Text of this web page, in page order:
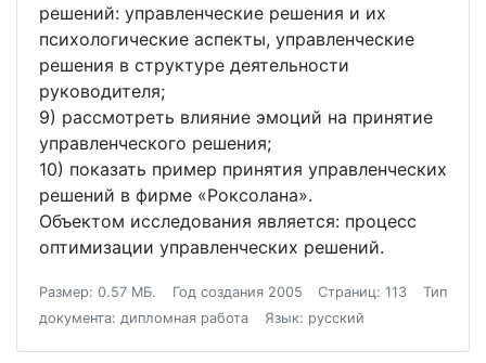
решений: управленческие решения и их
психологические аспекты, управленческие
решения в структуре деятельности
руководителя;
9) рассмотреть влияние эмоций на принятие
управленческого решения;
10) показать пример принятия управленческих
решений в фирме «Роксолана».
Объектом исследования является: процесс
оптимизации управленческих решений.
Размер: 0.57 МБ. Год создания 2005 Страниц: 113
Тип
документа: дипломная работа
Язык: русский